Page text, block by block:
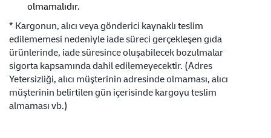
olmamalıdır.
* Kargonun, alıcı veya gönderici kaynaklı teslim
edilememesi nedeniyle iade süreci gerçekleşen gıda
ürünlerinde, iade süresince oluşabilecek bozulmalar
sigorta kapsamında dahil edilemeyecektir. (Adres
Yetersizliği, alıcı müşterinin adresinde olmaması, alıcı
müşterinin belirtilen gün içerisinde kargoyu teslim
almaması vb.)